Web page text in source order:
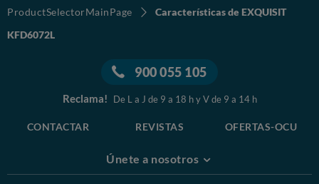
ProductSelectorMainPage
Características de EXQUISIT
KFD6072L
900 055 105
Reclama! De L a J de 9 a 18 h y V de 9 a 14 h
CONTACTAR REVISTAS OFERTAS-OCU
Únete a nosotros